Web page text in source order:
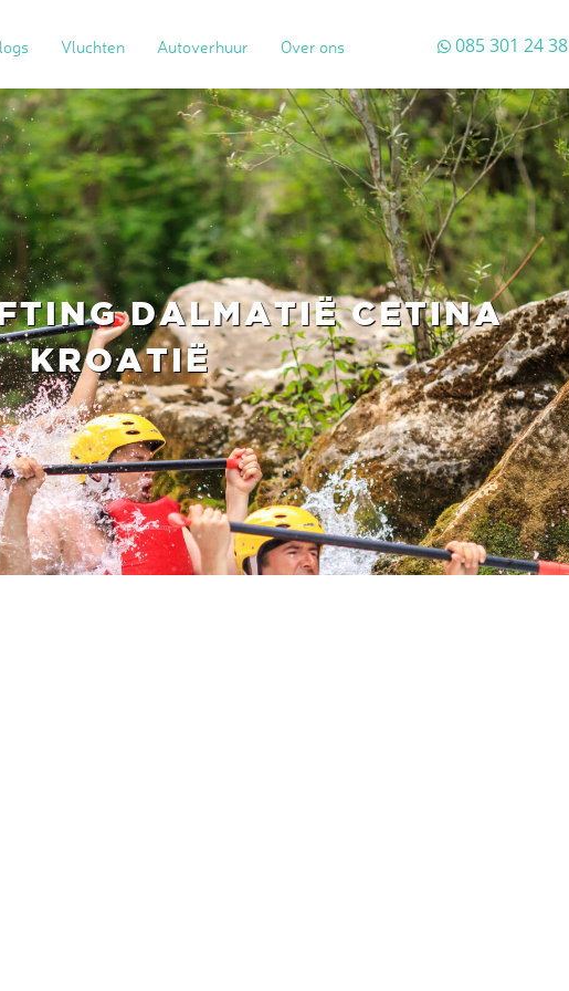
085 301 24 38
Vluchten Autoverhuur Over ons
DALMATIË CETINA
KROATIË